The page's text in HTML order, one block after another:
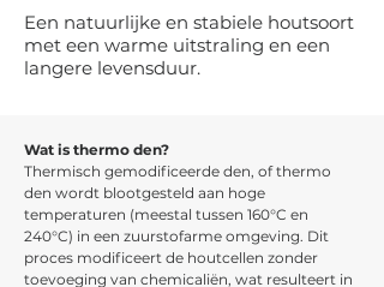
Een natuurlijke en stabiele houtsoort
met een warme uitstraling en een
langere levensduur.
Wat is thermo den?
Thermisch gemodificeerde den, of thermo
den wordt blootgesteld aan hoge
temperaturen (meestal tussen 160°C en
240°C) in een zuurstofarme omgeving. Dit
proces modificeert de houtcellen zonder
toevoeging van chemicaliën, wat resulteert in